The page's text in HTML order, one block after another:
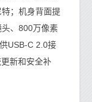
；机身背面提
、800万像素
USB-C 2.0接
新和安全补